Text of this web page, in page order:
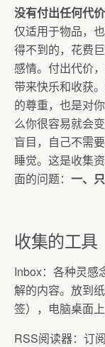
没有付出任何代
仅适用于物品，
得不到的，花费
感情。付出代价
带来快乐和收获
的尊重，也是对
么你很容易就会
盲目，自己不需
睡觉。这是收集
面的问题： 一、
收集的工具
Inbox：各种灵感
解的内容。放到
签），电脑桌面
RSS阅读器：订